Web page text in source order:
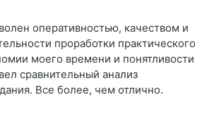
оперативностью, качеством и
проработки практического
моего времени и понятливости
сравнительный анализ
Все более, чем отлично.